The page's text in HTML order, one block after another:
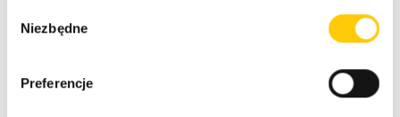
Niezbędne
Preferencje
kilkuetapową migrację infrastruktury posiadającej dług
technologiczny. Wsparliśmy proces unowocześniania